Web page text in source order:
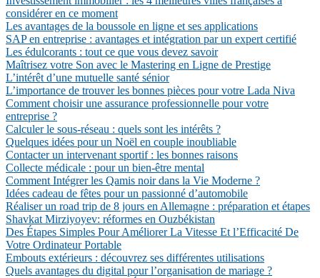
considérer en ce moment
Les avantages de la boussole en ligne et ses applications
SAP en entreprise : avantages et intégration par un expert certifié
Les édulcorants : tout ce que vous devez savoir
Maîtrisez votre Son avec le Mastering en Ligne de Prestige
L’intérêt d’une mutuelle santé sénior
L’importance de trouver les bonnes pièces pour votre Lada Niva
Comment choisir une assurance professionnelle pour votre
entreprise ?
Calculer le sous-réseau : quels sont les intérêts ?
Quelques idées pour un Noël en couple inoubliable
Contacter un intervenant sportif : les bonnes raisons
Collecte médicale : pour un bien-être mental
Comment Intégrer les Qamis noir dans la Vie Moderne ?
Idées cadeau de fêtes pour un passionné d’automobile
Réaliser un road trip de 8 jours en Allemagne : préparation et étapes
Shavkat Mirziyoyev: réformes en Ouzbékistan
Des Étapes Simples Pour Améliorer La Vitesse Et l’Efficacité De
Votre Ordinateur Portable
Embouts extérieurs : découvrez ses différentes utilisations
Quels avantages du digital pour l’organisation de mariage ?